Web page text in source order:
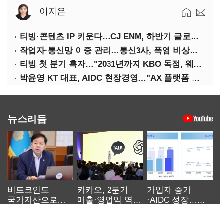
이지은
티빙·콘텐츠 IP 키운다…CJ ENM, 하반기 글로벌 확장 가속
작업자·통신망 이중 관리…통신3사, 폭염 비상대응 돌입
티빙 첫 분기 흑자…"2031년까지 KBO 독점, 웨이브 합병도 속도"
박윤영 KT 대표, AIDC 현장경영…"AX 플랫폼 핵심 인프라로 키운다"
뉴스리듬
비트코인도
국가자산으로…'
카카오, 2분기
매출·영업익 역대
가입자 증가
·AIDC 성장…